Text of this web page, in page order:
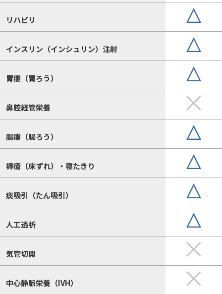
リハビリ
インスリン（インシュリン）注射
胃瘻（胃ろう）
鼻腔経管栄養
腸瘻（腸ろう）
褥瘡（床ずれ）・寝たきり
痰吸引（たん吸引）
人工透析
気管切開
中心静脈栄養（IVH）